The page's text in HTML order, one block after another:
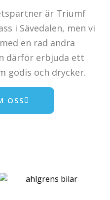
är Triumf
i Sävedalen, men vi
en rad andra
därför erbjuda ett
godis och drycker.
OSS